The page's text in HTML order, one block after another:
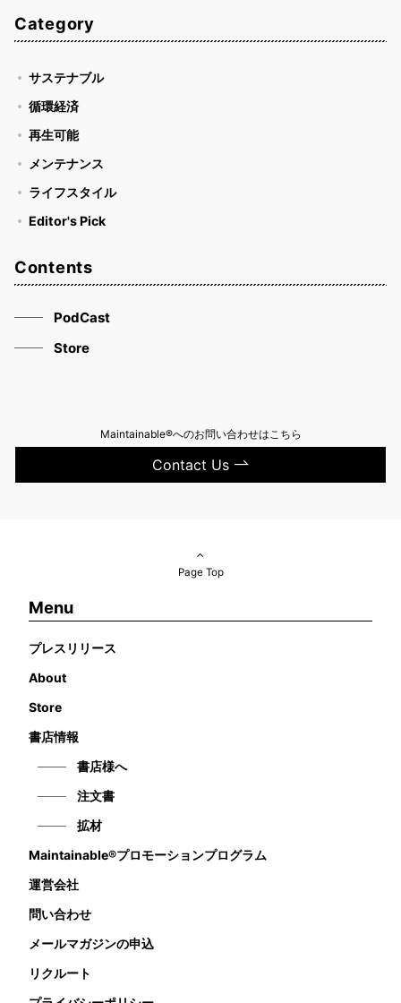
Category
サステナブル
循環経済
再生可能
メンテナンス
ライフスタイル
Editor's Pick
Contents
PodCast
Store
Maintainable®へのお問い合わせはこちら
Contact Us
Page Top
Menu
プレスリリース
About
Store
書店情報
書店様へ
注文書
拡材
Maintainable®プロモーションプログラム
運営会社
問い合わせ
メールマガジンの申込
リクルート